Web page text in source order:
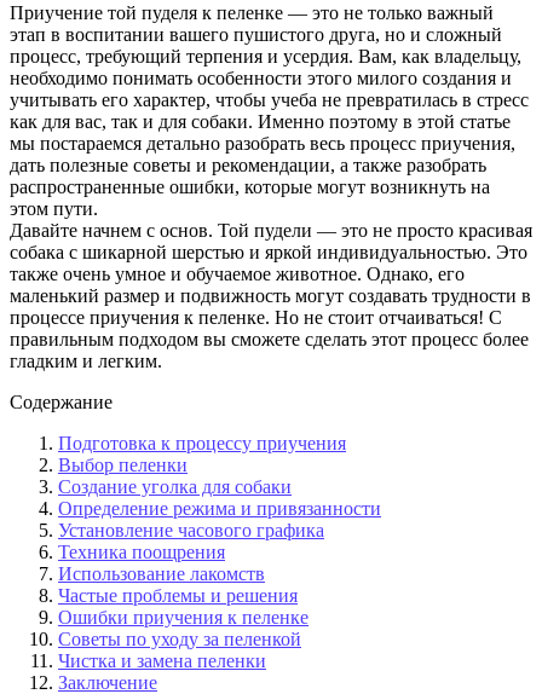
Приучение той пуделя к пеленке — это не только важный
этап в воспитании вашего пушистого друга, но и сложный
процесс, требующий терпения и усердия. Вам, как владельцу,
необходимо понимать особенности этого милого создания и
учитывать его характер, чтобы учеба не превратилась в стресс
как для вас, так и для собаки. Именно поэтому в этой статье
мы постараемся детально разобрать весь процесс приучения,
дать полезные советы и рекомендации, а также разобрать
распространенные ошибки, которые могут возникнуть на
этом пути.
Давайте начнем с основ. Той пудели — это не просто красивая
собака с шикарной шерстью и яркой индивидуальностью. Это
также очень умное и обучаемое животное. Однако, его
маленький размер и подвижность могут создавать трудности в
процессе приучения к пеленке. Но не стоит отчаиваться! С
правильным подходом вы сможете сделать этот процесс более
гладким и легким.
Содержание
Подготовка к процессу приучения
Выбор пеленки
Создание уголка для собаки
Определение режима и привязанности
Установление часового графика
Техника поощрения
Использование лакомств
Частые проблемы и решения
Ошибки приучения к пеленке
Советы по уходу за пеленкой
Чистка и замена пеленки
Заключение